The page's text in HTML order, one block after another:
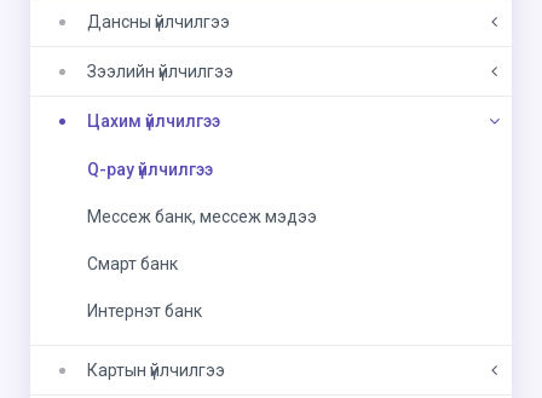
Дансны үйлчилгээ
Зээлийн үйлчилгээ
Цахим үйлчилгээ
Q-pay үйлчилгээ
Мессеж банк, мессеж мэдээ
Смарт банк
Интернэт банк
Картын үйлчилгээ